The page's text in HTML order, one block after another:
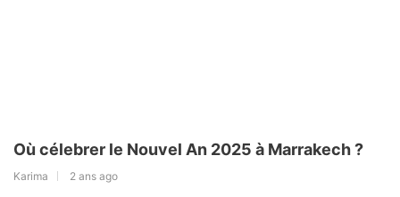
Où célebrer le Nouvel An 2025 à Marrakech ?
Karima 2 ans ago